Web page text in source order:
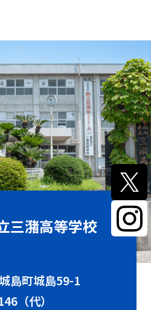
三潴高等学校
島町城島59-1
（代）